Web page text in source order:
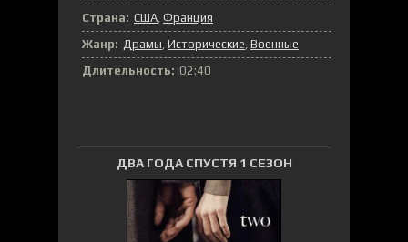
Страна: США, Франция
Жанр: Драмы, Исторические, Военные
Длительность: 02:40
ДВА ГОДА СПУСТЯ 1 СЕЗОН